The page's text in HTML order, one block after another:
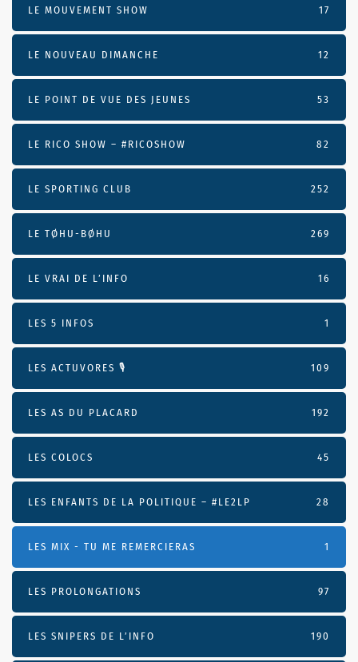
LE MOUVEMENT SHOW 17
LE NOUVEAU DIMANCHE 12
LE POINT DE VUE DES JEUNES 53
LE RICO SHOW – #RICOSHOW 82
LE SPORTING CLUB 252
LE TØHU-BØHU 269
LE VRAI DE L’INFO 16
LES 5 INFOS 1
LES ACTUVORES 🎙 109
LES AS DU PLACARD 192
LES COLOCS 45
LES ENFANTS DE LA POLITIQUE – #LE2LP 28
LES MIX - TU ME REMERCIERAS 1
LES PROLONGATIONS 97
LES SNIPERS DE L’INFO 190